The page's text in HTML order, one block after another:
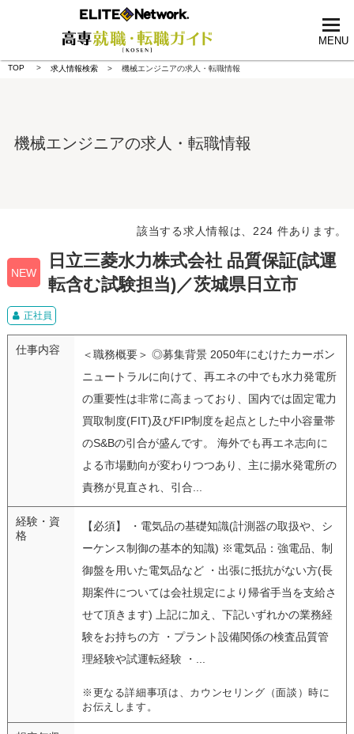
MENU
TOP 求人情報検索 機械エンジニアの求人・転職情報
機械エンジニアの求人・転職情報
該当する求人情報は、224 件あります。
NEW
日立三菱水力株式会社 品質保証(試運
転含む試験担当)／茨城県日立市
正社員
仕事内容
＜職務概要＞ ◎募集背景 2050年にむけたカーボン
ニュートラルに向けて、再エネの中でも水力発電所
の重要性は非常に高まっており、国内では固定電力
買取制度(FIT)及びFIP制度を起点とした中小容量帯
のS&Bの引合が盛んです。 海外でも再エネ志向に
よる市場動向が変わりつつあり、主に揚水発電所の
責務が見直され、引合...
経験・資
格
【必須】 ・電気品の基礎知識(計測器の取扱や、シ
ーケンス制御の基本的知識) ※電気品：強電品、制
御盤を用いた電気品など ・出張に抵抗がない方(長
期案件については会社規定により帰省手当を支給さ
せて頂きます) 上記に加え、下記いずれかの業務経
験をお持ちの方 ・プラント設備関係の検査品質管
理経験や試運転経験 ・...
※更なる詳細事項は、カウンセリング（面談）時に
お伝えします。